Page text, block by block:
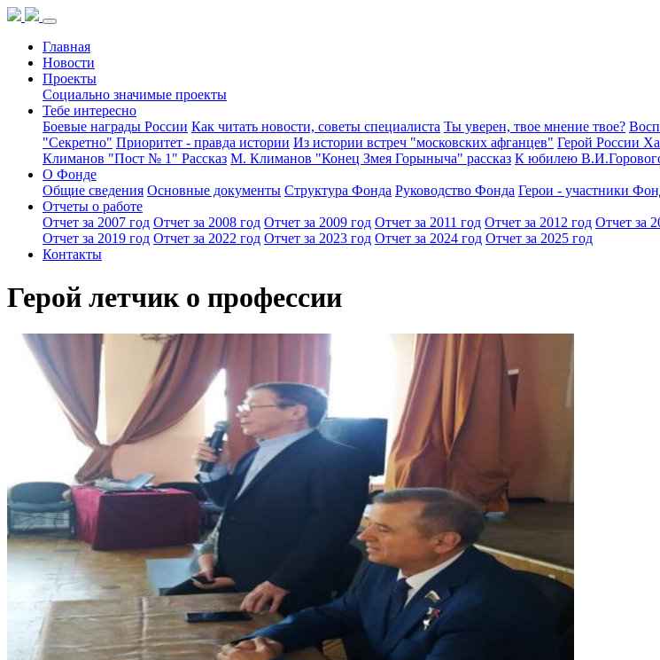
Главная
Новости
Проекты
Социально значимые проекты
Тебе интересно
Боевые награды России Как читать новости, советы специалиста Ты уверен, твое мнение твое?
"Секретно" Приоритет - правда истории Из истории встреч "московских афганцев" Герой России
Климанов "Пост № 1" Рассказ М. Климанов "Конец Змея Горыныча" рассказ К юбилею
О Фонде
Общие сведения Основные документы Структура Фонда Руководство Фонда Герои - участники
Отчеты о работе
Отчет за 2007 год Отчет за 2008 год Отчет за 2009 год Отчет за 2011 год Отчет за 2012 год Отчет за
Отчет за 2019 год Отчет за 2022 год Отчет за 2023 год Отчет за 2024 год Отчет за 2025 год
Контакты
Герой летчик о профессии